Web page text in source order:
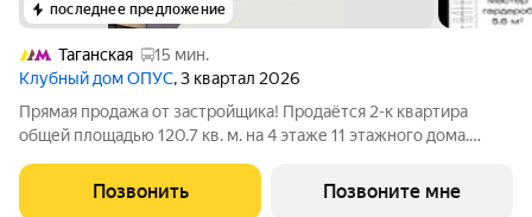
последнее предложение
Таганская
15 мин.
Клубный дом ОПУС, 3 квартал 2026
Прямая продажа от застройщика! Продаётся 2-к квартира
общей площадью 120.7 кв. м. на 4 этаже 11 этажного дома.
Кремля, проект премиум-класса от девелопера PIONEER с
архитектурной концепцией от
Позвонить Позвоните мне